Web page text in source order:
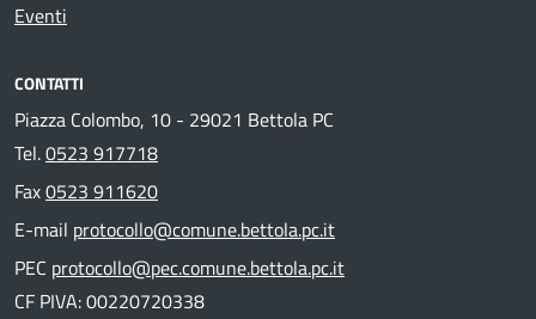
Eventi
CONTATTI
Piazza Colombo, 10 - 29021 Bettola PC
Tel.0523 917718
Fax0523 911620
E-mail protocollo@comune.bettola.pc.it
PEC protocollo@pec.comune.bettola.pc.it
CF PIVA: 00220720338